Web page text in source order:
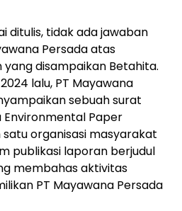
ditulis, tidak ada jawaban
Persada atas
disampaikan Betahita.
lalu, PT Mayawana
sebuah surat
Paper
organisasi masyarakat
publikasi laporan berjudul
membahas aktivitas
PT Mayawana Persada